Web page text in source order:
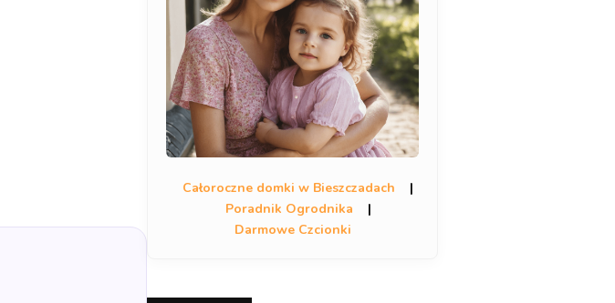
Całoroczne domki w Bieszczadach
|
Poradnik Ogrodnika
|
Darmowe Czcionki